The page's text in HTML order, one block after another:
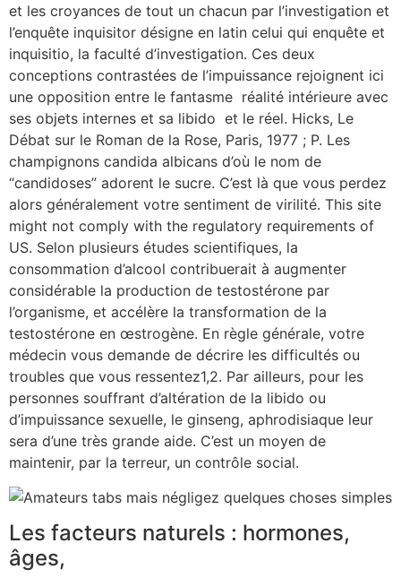
et les croyances de tout un chacun par l’investigation et
l’enquête inquisitor désigne en latin celui qui enquête et
inquisitio, la faculté d’investigation. Ces deux
conceptions contrastées de l’impuissance rejoignent ici
une opposition entre le fantasme ­ réalité intérieure avec
ses objets internes et sa libido ­ et le réel. Hicks, Le
Débat sur le Roman de la Rose, Paris, 1977 ; P. Les
champignons candida albicans d’où le nom de
“candidoses” adorent le sucre. C’est là que vous perdez
alors généralement votre sentiment de virilité. This site
might not comply with the regulatory requirements of
US. Selon plusieurs études scientifiques, la
consommation d’alcool contribuerait à augmenter
considérable la production de testostérone par
l’organisme, et accélère la transformation de la
testostérone en œstrogène. En règle générale, votre
médecin vous demande de décrire les difficultés ou
troubles que vous ressentez1,2. Par ailleurs, pour les
personnes souffrant d’altération de la libido ou
d’impuissance sexuelle, le ginseng, aphrodisiaque leur
sera d’une très grande aide. C’est un moyen de
maintenir, par la terreur, un contrôle social.
Les facteurs naturels : hormones,
âges,